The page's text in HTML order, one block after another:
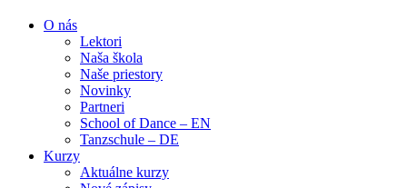
O nás
Lektori
Naša škola
Naše priestory
Novinky
Partneri
School of Dance – EN
Tanzschule – DE
Kurzy
Aktuálne kurzy